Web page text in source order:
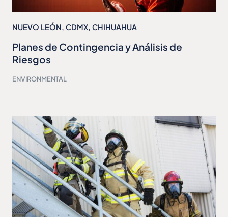
NUEVO LEÓN, CDMX, CHIHUAHUA
Planes de Contingencia y Análisis de
Riesgos
ENVIRONMENTAL